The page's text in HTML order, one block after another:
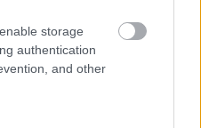
storage
authentication
and other